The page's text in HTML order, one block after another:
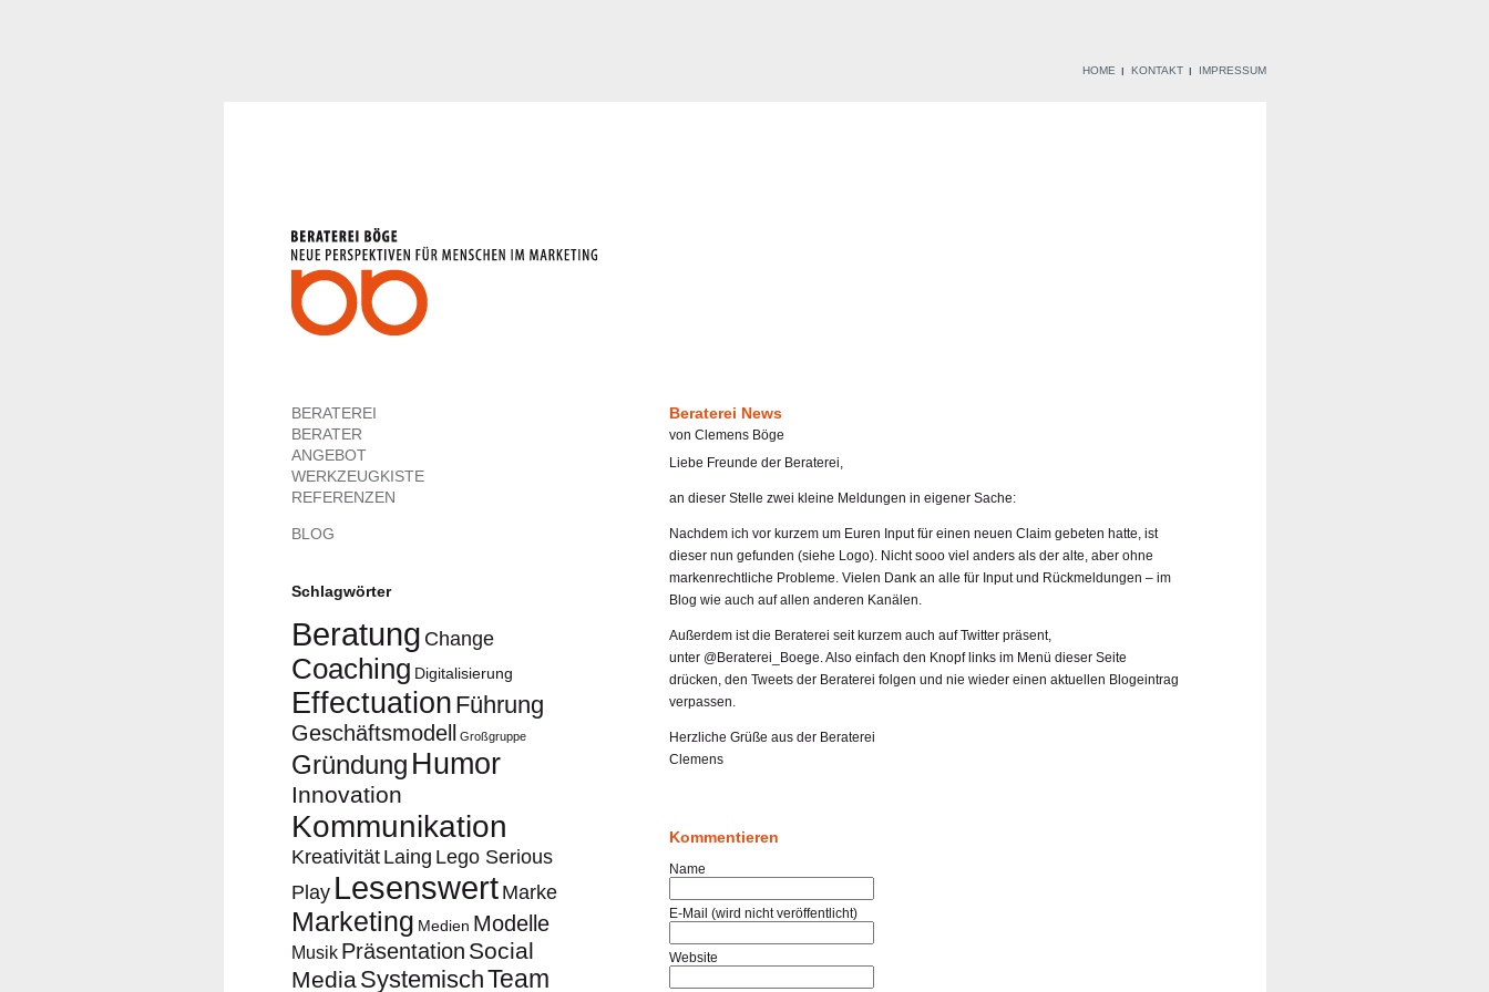
REFERENZEN
HOME KONTAKT IMPRESSUM
BERATEREI
BERATER
ANGEBOT
WERKZEUGKISTE
REFERENZEN
BLOG
Beraterei News
von Clemens Böge
Liebe Freunde der Beraterei,
an dieser Stelle zwei kleine Meldungen in eigener Sache:
Nachdem ich vor kurzem um Euren Input für einen neuen Claim gebeten hatte, ist
dieser nun gefunden (siehe Logo). Nicht sooo viel anders als der alte, aber ohne
markenrechtliche Probleme. Vielen Dank an alle für Input und Rückmeldungen – im
Blog wie auch auf allen anderen Kanälen.
Außerdem ist die Beraterei seit kurzem auch auf Twitter präsent,
unter @Beraterei_Boege. Also einfach den Knopf links im Menü dieser Seite
drücken, den Tweets der Beraterei folgen und nie wieder einen aktuellen Blogeintrag
verpassen.
Herzliche Grüße aus der Beraterei
Clemens
Kommentieren
Name
E-Mail (wird nicht veröffentlicht)
Website
Schlagwörter
Beratung Change
Coaching Digitalisierung
Effectuation Führung
Geschäftsmodell Großgruppe
Gründung Humor
Innovation
Kommunikation
Kreativität Laing Lego Serious
Play Lesenswert Marke
Marketing Medien Modelle
Musik Präsentation Social
MediaSystemischTeam